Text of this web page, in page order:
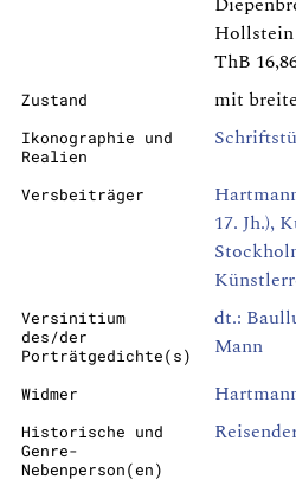
Hollstein
ThB
Zustand mit
Ikonographie und
Realien
Versbeiträger
17. Jh.),
Versinitium
des/der
Porträtgedichte(s)
dt.:
Mann
Widmer
Historische und
Genre-
Nebenperson(en)